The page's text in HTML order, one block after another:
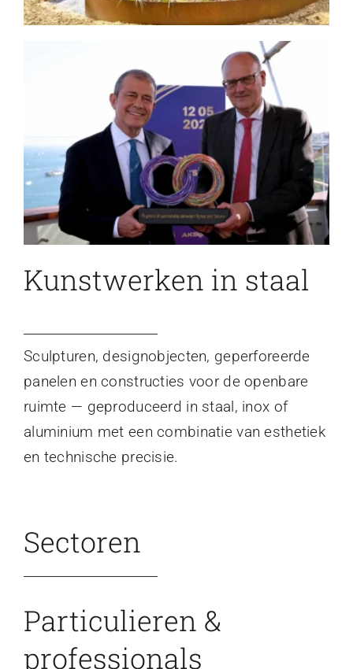
Kunstwerken in staal
Sculpturen, designobjecten, geperforeerde
panelen en constructies voor de openbare
ruimte — geproduceerd in staal, inox of
aluminium met een combinatie van esthetiek
en technische precisie.
Sectoren
Particulieren &
professionals